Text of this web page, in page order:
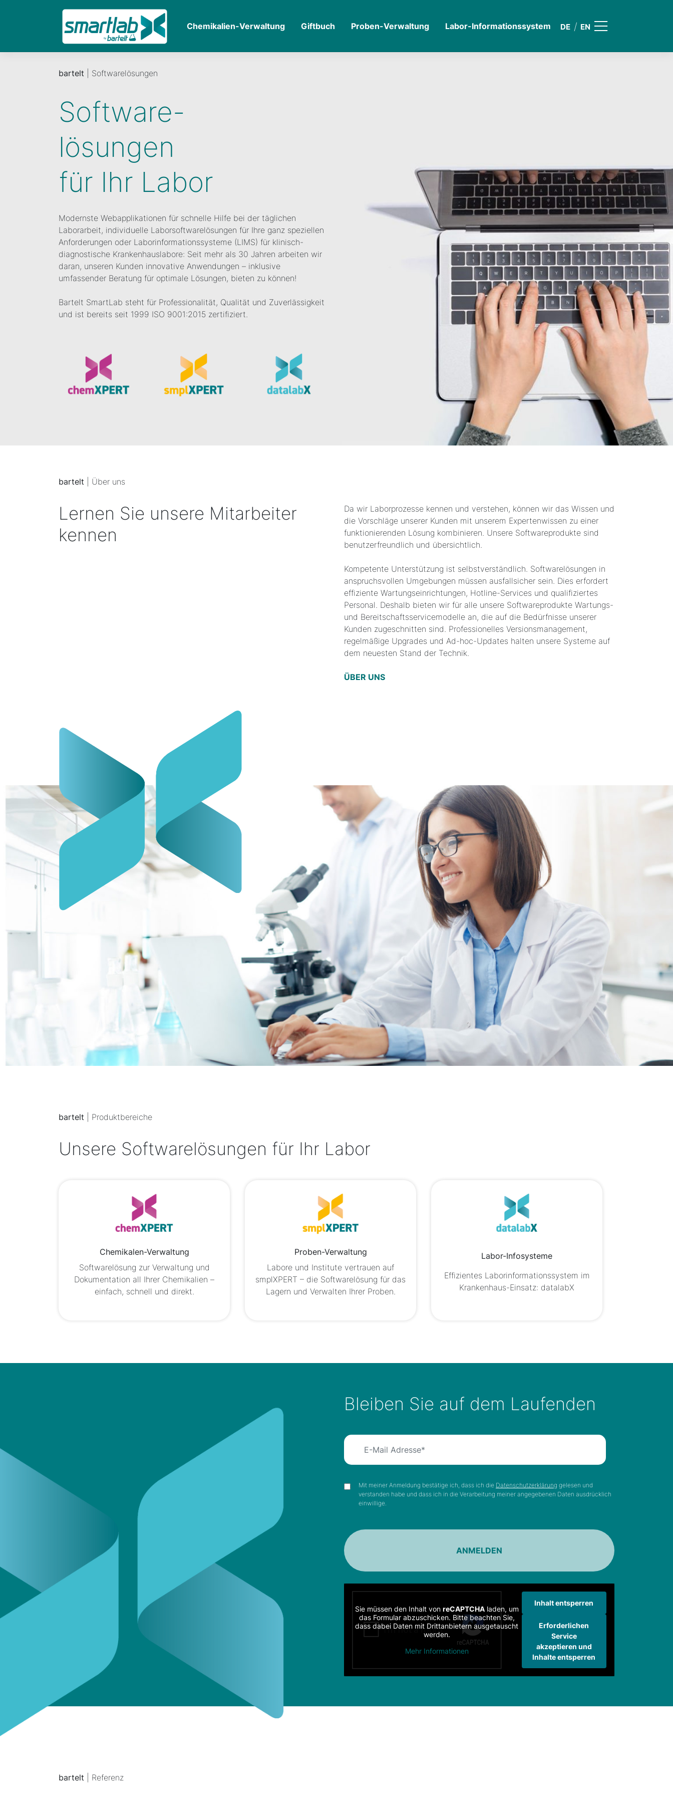
Chemikalien-Verwaltung Giftbuch Proben-Verwaltung Labor-Informationssystem DE EN
bartelt | Softwarelösungen
Software-
lösungen
für Ihr Labor
Modernste Webapplikationen für schnelle Hilfe bei der täglichen
Laborarbeit, individuelle Laborsoftwarelösungen für Ihre ganz speziellen
Anforderungen oder Laborinformationssysteme (LIMS) für klinisch-
diagnostische Krankenhauslabore: Seit mehr als 30 Jahren arbeiten wir
daran, unseren Kunden innovative Anwendungen – inklusive
umfassender Beratung für optimale Lösungen, bieten zu können!
Bartelt SmartLab steht für Professionalität, Qualität und Zuverlässigkeit
und ist bereits seit 1999 ISO 9001:2015 zertifiziert.
bartelt | Über uns
Lernen Sie unsere Mitarbeiter
kennen
Da wir Laborprozesse kennen und verstehen, können wir das Wissen und
die Vorschläge unserer Kunden mit unserem Expertenwissen zu einer
funktionierenden Lösung kombinieren. Unsere Softwareprodukte sind
benutzerfreundlich und übersichtlich.
Kompetente Unterstützung ist selbstverständlich. Softwarelösungen in
anspruchsvollen Umgebungen müssen ausfallsicher sein. Dies erfordert
effiziente Wartungseinrichtungen, Hotline-Services und qualifiziertes
Personal. Deshalb bieten wir für alle unsere Softwareprodukte Wartungs-
und Bereitschaftsservicemodelle an, die auf die Bedürfnisse unserer
Kunden zugeschnitten sind. Professionelles Versionsmanagement,
regelmäßige Upgrades und Ad-hoc-Updates halten unsere Systeme auf
dem neuesten Stand der Technik.
ÜBER UNS
bartelt | Produktbereiche
Unsere Softwarelösungen für Ihr Labor
Chemikalen-Verwaltung
Softwarelösung zur Verwaltung und
Dokumentation all Ihrer Chemikalien –
einfach, schnell und direkt.
Proben-Verwaltung
Labore und Institute vertrauen auf
smplXPERT – die Softwarelösung für das
Lagern und Verwalten Ihrer Proben.
Labor-Infosysteme
Effizientes Laborinformationssystem im
Krankenhaus-Einsatz: datalabX
Bleiben Sie auf dem Laufenden
Mit meiner Anmeldung bestätige ich, dass ich die Datenschutzerklärung gelesen und
verstanden habe und dass ich in die Verarbeitung meiner angegebenen Daten ausdrücklich
einwillige.
Sie müssen den Inhalt von reCAPTCHAladen, um
das Formular abzuschicken. Bitte beachten Sie,
dass dabei Daten mit Drittanbietern ausgetauscht
werden.
Mehr Informationen
Inhalt entsperren
Erforderlichen
Service
akzeptieren und
Inhalte entsperren
bartelt | Referenz